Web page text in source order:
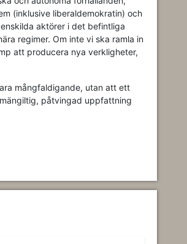
(inklusive liberaldemokratin) och
aktörer i det befintliga
regimer. Om inte vi ska ramla in
att producera nya verkligheter,
mångfaldigande, utan att ett
påtvingad uppfattning